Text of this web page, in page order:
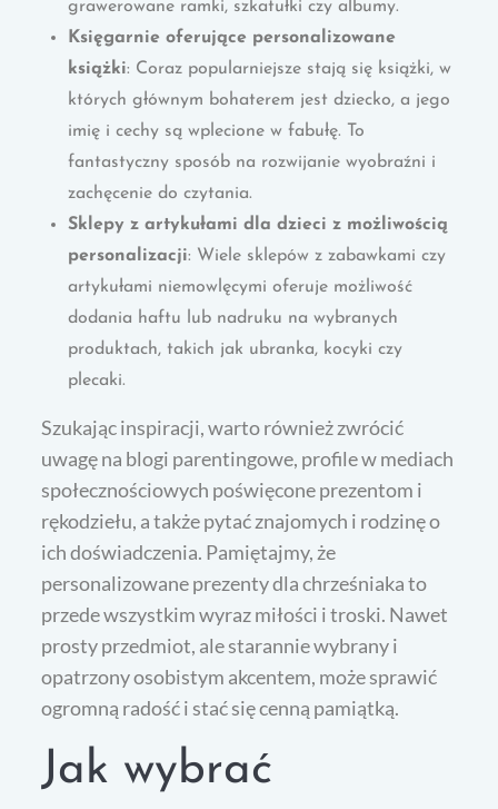
grawerowane ramki, szkatułki czy albumy.
Księgarnie oferujące personalizowane
książki: Coraz popularniejsze stają się książki, w
których głównym bohaterem jest dziecko, a jego
imię i cechy są wplecione w fabułę. To
fantastyczny sposób na rozwijanie wyobraźni i
zachęcenie do czytania.
Sklepy z artykułami dla dzieci z możliwością
personalizacji: Wiele sklepów z zabawkami czy
artykułami niemowlęcymi oferuje możliwość
dodania haftu lub nadruku na wybranych
produktach, takich jak ubranka, kocyki czy
plecaki.
Szukając inspiracji, warto również zwrócić
uwagę na blogi parentingowe, profile w mediach
społecznościowych poświęcone prezentom i
rękodziełu, a także pytać znajomych i rodzinę o
ich doświadczenia. Pamiętajmy, że
personalizowane prezenty dla chrześniaka to
przede wszystkim wyraz miłości i troski. Nawet
prosty przedmiot, ale starannie wybrany i
opatrzony osobistym akcentem, może sprawić
ogromną radość i stać się cenną pamiątką.
Jak wybrać